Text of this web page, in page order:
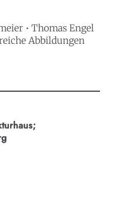
• Thomas Engel
Abbildungen